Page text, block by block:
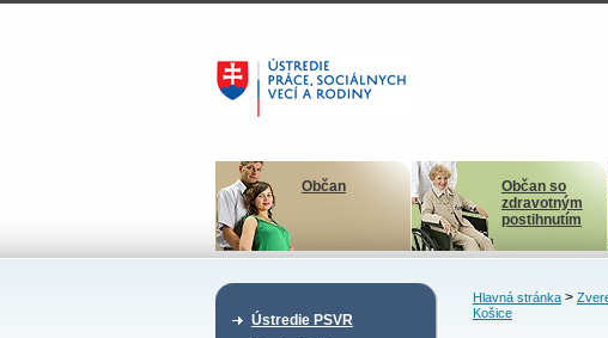
Občan
Občan so
zdravotným
postihnutím
Ústredie PSVR
Hlavná stránka>
Košice